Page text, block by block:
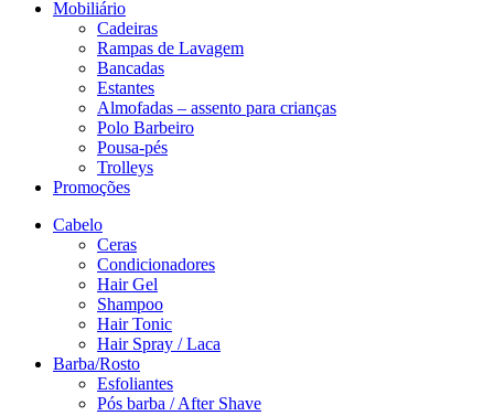
Mobiliário
Cadeiras
Rampas de Lavagem
Bancadas
Estantes
Almofadas – assento para crianças
Polo Barbeiro
Pousa-pés
Trolleys
Promoções
Cabelo
Ceras
Condicionadores
Hair Gel
Shampoo
Hair Tonic
Hair Spray / Laca
Barba/Rosto
Esfoliantes
Pós barba / After Shave